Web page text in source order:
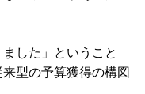
した」ということ
型の予算獲得の構図